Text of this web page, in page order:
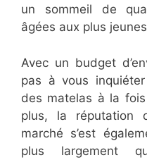
un sommeil de
âgées aux plus
Avec un budget
pas à vous
des matelas à la
plus, la réputation
marché s’est
plus largement